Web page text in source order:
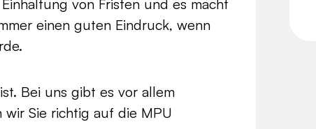
von Fristen und es macht
einen guten Eindruck, wenn
Bei uns gibt es vor allem
wir Sie richtig auf die MPU